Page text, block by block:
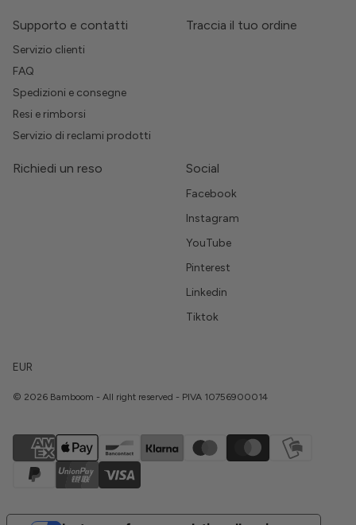
Supporto e contatti
Servizio clienti
FAQ
Spedizioni e consegne
Resi e rimborsi
Servizio di reclami prodotti
Traccia il tuo ordine
Richiedi un reso Social
Facebook
Instagram
YouTube
Pinterest
Linkedin
Tiktok
EUR
© 2026 Bamboom - All right reserved - PIVA 10756900014